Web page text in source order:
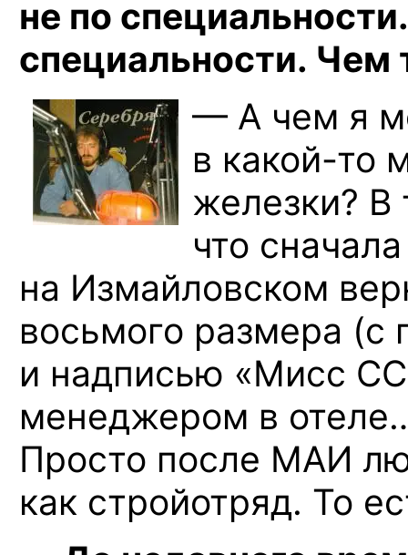
не по
специальности. Чем
— А чем я
в какой-то
железки? В
что
на Измайловском
восьмого размера (с
и надписью «Мисс
менеджером в
Просто после МАИ
как стройотряд. То